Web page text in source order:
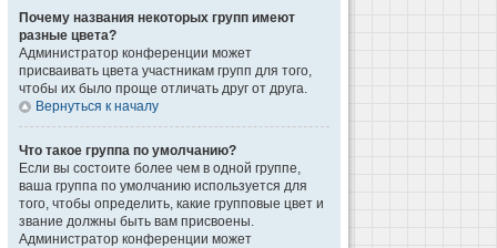
Почему названия некоторых групп имеют
разные цвета?
Администратор конференции может
присваивать цвета участникам групп для того,
чтобы их было проще отличать друг от друга.
Вернуться к началу
Что такое группа по умолчанию?
Если вы состоите более чем в одной группе,
ваша группа по умолчанию используется для
того, чтобы определить, какие групповые цвет и
звание должны быть вам присвоены.
Администратор конференции может